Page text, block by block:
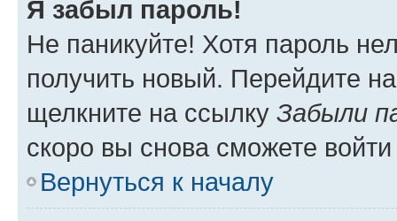
Я забыл пароль!
Не паникуйте! Хотя пароль
получить новый. Перейдите
щелкните на ссылку Забыли
скоро вы снова сможете
Вернуться к началу